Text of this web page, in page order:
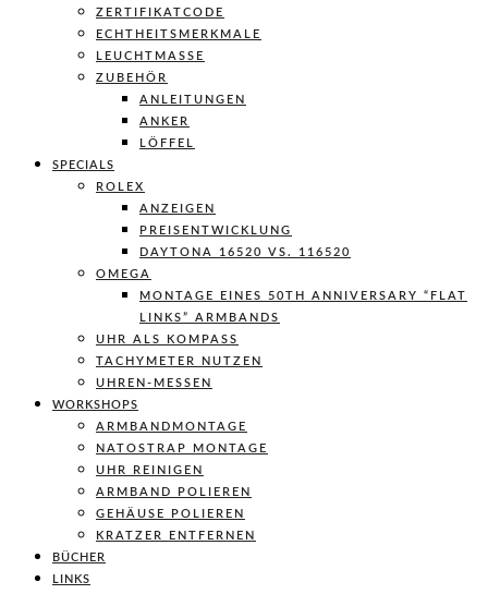
ZERTIFIKATCODE
ECHTHEITSMERKMALE
LEUCHTMASSE
ZUBEHÖR
ANLEITUNGEN
ANKER
LÖFFEL
SPECIALS
ROLEX
ANZEIGEN
PREISENTWICKLUNG
DAYTONA 16520 VS. 116520
OMEGA
MONTAGE EINES 50TH ANNIVERSARY “FLAT
LINKS” ARMBANDS
UHR ALS KOMPASS
TACHYMETER NUTZEN
UHREN-MESSEN
WORKSHOPS
ARMBANDMONTAGE
NATOSTRAP MONTAGE
UHR REINIGEN
ARMBAND POLIEREN
GEHÄUSE POLIEREN
KRATZER ENTFERNEN
BÜCHER
LINKS